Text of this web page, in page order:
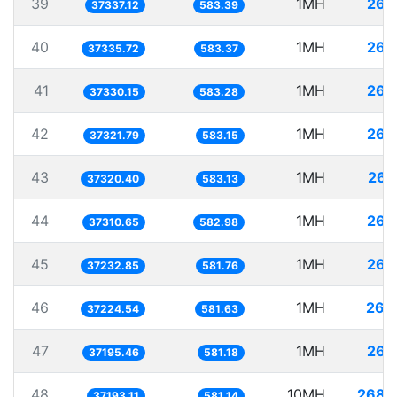
39 37337.12 583.39 1MH
40 37335.72 583.37 1MH
41 37330.15 583.28 1MH
42 37321.79 583.15 1MH
43 37320.40 583.13 1MH
44 37310.65 582.98 1MH
45 37232.85 581.76 1MH
46 37224.54 581.63 1MH
47 37195.46 581.18 1MH